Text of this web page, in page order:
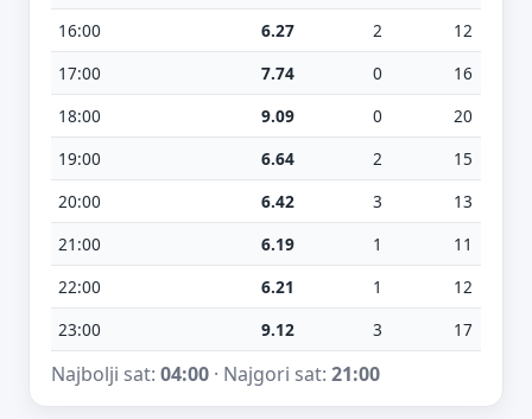
16:00
6.27 2
12
17:00
7.74 0
16
18:00
9.09 0
20
19:00
6.64 2
15
20:00
6.42 3
13
21:00
6.19 1
11
22:00
6.21 1
12
23:00
9.12 3 17
Najbolji sat: 04:00· Najgori sat: 21:00